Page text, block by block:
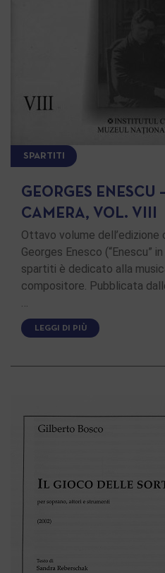
SPARTITI
GEORGES ENESCU
CAMERA, VOL. VIII
Ottavo volume
Georges Enesco (“Enescu”
spartiti è dedicato alla
compositore. Pubblicata
…
LEGGI DI PIÙ